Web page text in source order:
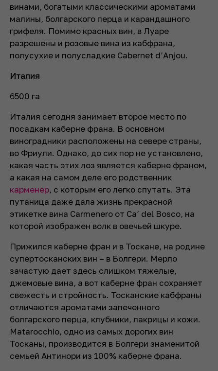
винами, богатыми классическими ароматами
малины, болгарского перца и карандашного
грифеля. Помимо красных вин, в Луаре
разрешены и розовые вина из кабфрана,
полусухие и полусладкие Cabernet d’Anjou.
Италия
6500 га
Италия сегодня занимает второе место по
посадкам каберне франа. В основном
виноградники расположены на севере страны,
во Фриули. Однако, до сих пор не установлено,
какая часть этих лоз является каберне франом,
а какая на самом деле его родственник
карменер, с которым его легко спутать. Эта
путаница даже дала жизнь прекрасной
этикетке вина Carmenero от Ca’ del Bosco, на
которой изображен волк в овечьей шкуре.
Прижился каберне фран и в Тоскане, на родине
супертосканских вин – в Болгери. Мерло
зачастую дает здесь слишком тяжелые,
джемовые вина, а вот каберне фран сохраняет
свежесть и стройность. Тосканские кабфраны
отличаются ароматами запеченного
болгарского перца, клубники, лакрицы и кожи.
Matarocchio, одно из самых дорогих вин
Тосканы, производится в Болгери знаменитой
семьей Антинори из 100% каберне франа.